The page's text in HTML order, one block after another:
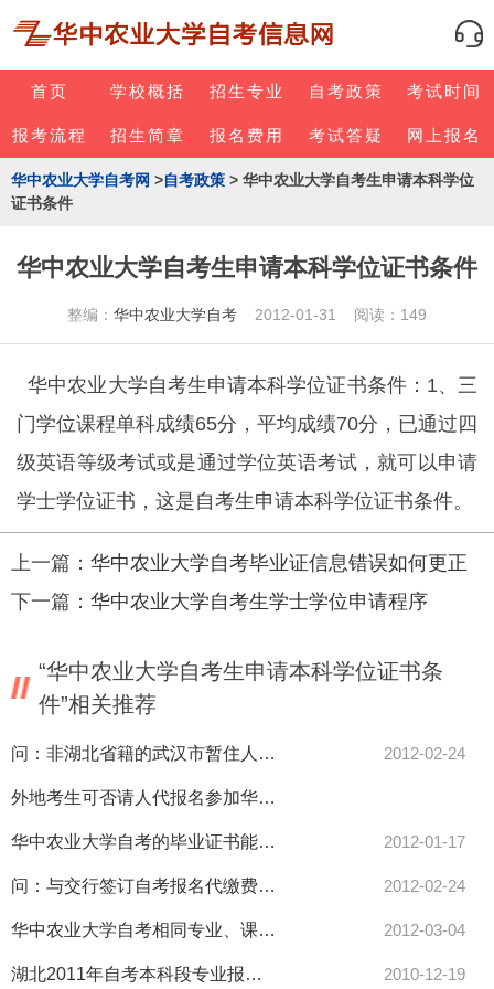
首页 学校概括 招生专业 自考政策 考试时间
报考流程 招生简章 报名费用 考试答疑 网上报名
华中农业大学自考网 >自考政策 > 华中农业大学自考生申请本科学位
证书条件
华中农业大学自考生申请本科学位证书条件
整编： 华中农业大学自考 2012-01-31 阅读：149
华中农业大学自考生申请本科学位证书条件：1、三
门学位课程单科成绩65分，平均成绩70分，已通过四
级英语等级考试或是通过学位英语考试，就可以申请
学士学位证书，这是自考生申请本科学位证书条件。
上一篇： 华中农业大学自考毕业证信息错误如何更正
下一篇： 华中农业大学自考生学士学位申请程序
“华中农业大学自考生申请本科学位证书条
件”相关推荐
问：非湖北省籍的武汉市暂住人口能否报名参加华中农业大学自考， 2012-02-24
外地考生可否请人代报名参加华中农业大学自考，有何手续
华中农业大学自考的毕业证书能在网上查询吗？网址是什么 2012-01-17
问：与交行签订自考报名代缴费协议后，是否只能在网上或银行报名 2012-02-24
华中农业大学自考相同专业、课程能否互相顶替 2012-03-04
湖北2011年自考本科段专业报考资格 2010-12-19